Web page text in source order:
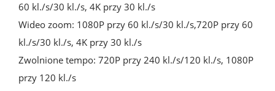
60 kl./s/30 kl./s, 4K przy 30 kl./s
Wideo zoom: 1080P przy 60 kl./s/30 kl./s,720P przy 60
kl./s/30 kl./s, 4K przy 30 kl./s
Zwolnione tempo: 720P przy 240 kl./s/120 kl./s, 1080P
przy 120 kl./s